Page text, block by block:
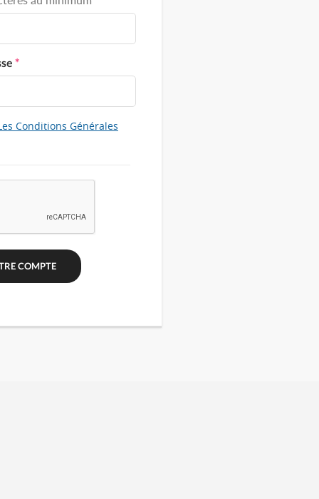
*
Conditions Générales